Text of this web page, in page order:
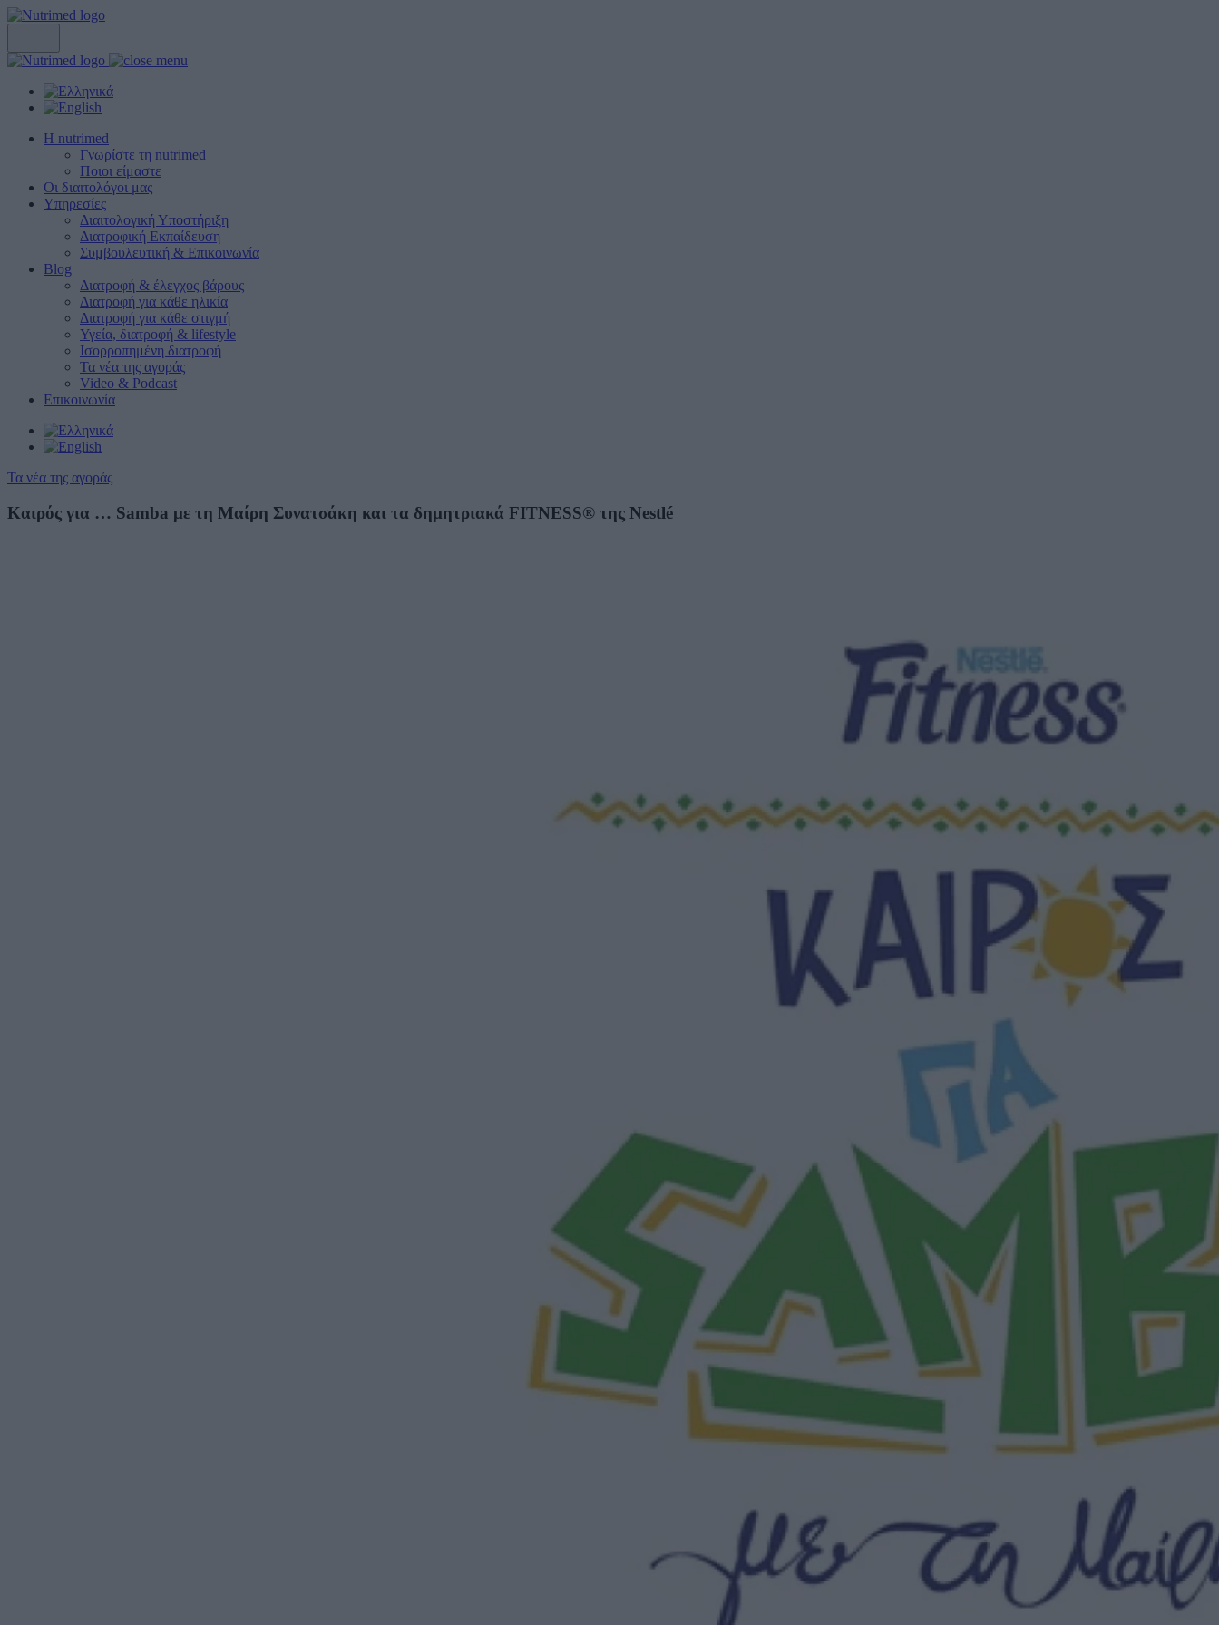
Η nutrimed
Γνωρίστε τη nutrimed
Ποιοι είμαστε
Οι διαιτολόγοι μας
Υπηρεσίες
Διαιτολογική Υποστήριξη
Διατροφική Εκπαίδευση
Συμβουλευτική & Επικοινωνία
Blog
Διατροφή & έλεγχος βάρους
Διατροφή για κάθε ηλικία
Διατροφή για κάθε στιγμή
Υγεία, διατροφή & lifestyle
Ισορροπημένη διατροφή
Τα νέα της αγοράς
Video & Podcast
Επικοινωνία
Τα νέα της αγοράς
Καιρός για … Samba με τη Μαίρη Συνατσάκη και τα δημητριακά FITNESS® της Nestlé